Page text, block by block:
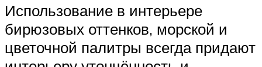
Использование в интерьере
бирюзовых оттенков, морской и
цветочной палитры всегда придают